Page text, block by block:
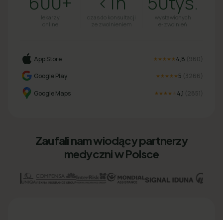
lekarzy
online
czas do konsultacji
ze zwolnieniem
wystawionych
e-zwolnień
App Store ★★★★★ 4,8 (960
Google Play
★★★★★ 5 (3266
Google Maps ★★★★ 4,1 (2851
Zaufali nam wiodący partnerzy
medyczni w Polsce